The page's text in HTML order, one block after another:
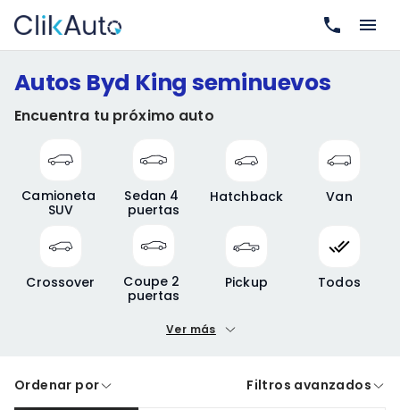
Autos Byd King seminuevos
Encuentra tu próximo auto
Camioneta
SUV
Sedan 4
puertas
Hatchback Van
Crossover
Coupe 2
puertas
Pickup Todos
Precio máximo
A crédito De contado
Ver más
Ordenar por Filtros avanzados